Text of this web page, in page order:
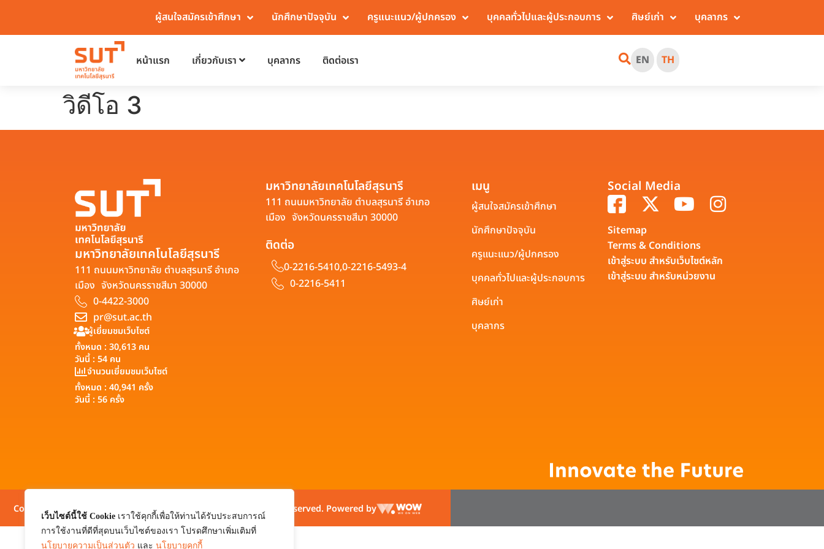
เว็บไซต์นี้ใช้ Cookie เราใช้คุกกี้เพื่อให้ท่านได้รับประสบการณ์
การใช้งานที่ดีที่สุดบนเว็บไซต์ของเรา โปรดศึกษาเพิ่มเติมที่
นโยบายความเป็นส่วนตัว และ นโยบายคุกกี้
ผู้สนใจสมัครเข้าศึกษา นักศึกษาปัจจุบัน ครูแนะแนว/ผู้ปกครอง บุคคลทั่วไปและผู้ประกอบการ ศิษย์เก่า บุคลากร
หน้าแรก เกี่ยวกับเรา บุคลากร ติดต่อเรา EN TH
วิดีโอ 3
มหาวิทยาลัยเทคโนโลยีสุรนารี
111 ถนนมหาวิทยาลัย ตำบลสุรนารี อำเภอ
เมือง จังหวัดนครราชสีมา 30000
0-4422-3000
pr@sut.ac.th
ผู้เยี่ยมชมเว็บไซต์
ทั้งหมด : 30,613 คน
วันนี้ : 54 คน
จำนวนเยี่ยมชมเว็บไซต์
ทั้งหมด : 40,941 ครั้ง
วันนี้ : 56 ครั้ง
มหาวิทยาลัยเทคโนโลยีสุรนารี
111 ถนนมหาวิทยาลัย ตำบลสุรนารี อำเภอ
เมือง จังหวัดนครราชสีมา 30000
ติดต่อ
0-2216-5410,0-2216-5493-4
0-2216-5411
เมนู
ผู้สนใจสมัครเข้าศึกษา
นักศึกษาปัจจุบัน
ครูแนะแนว/ผู้ปกครอง
บุคคลทั่วไปและผู้ประกอบการ
ศิษย์เก่า
บุคลากร
Social Media
Sitemap
Terms & Conditions
เข้าสู่ระบบ สำหรับเว็บไซต์หลัก
เข้าสู่ระบบ สำหรับหน่วยงาน
Copyright © 2026 Suranaree University of Technology All rights reserved. Powered by